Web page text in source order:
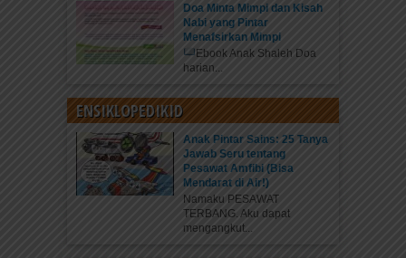
Doa Minta Mimpi dan Kisah
Nabi yang Pintar
Menafsirkan Mimpi
Ebook Anak Shaleh Doa
harian...
ENSIKLOPEDIKID
Anak Pintar Sains: 25 Tanya
Jawab Seru tentang
Pesawat Amfibi (Bisa
Mendarat di Air!)
Namaku PESAWAT
TERBANG. Aku dapat
mengangkut...